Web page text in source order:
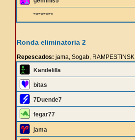
********
Ronda eliminatoria 2
Repescados: jama, Sogab, RAMPESTINSKI
Kandelilla
bitas
7Duende7
fegar77
jama